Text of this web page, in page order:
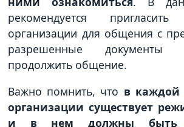
рекомендуется пригласить
организации для общения с
разрешенные
продолжить общение.
Важно помнить, что в каждой
организации существует
и в нем должны быть